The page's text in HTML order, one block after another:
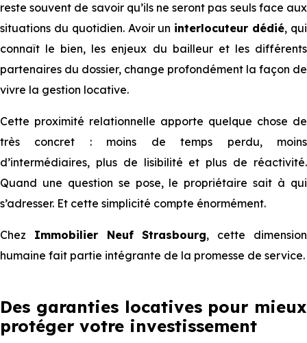
reste souvent de savoir qu’ils ne seront pas seuls face aux
situations du quotidien. Avoir un interlocuteur dédié, qui
connaît le bien, les enjeux du bailleur et les différents
partenaires du dossier, change profondément la façon de
vivre la gestion locative.
Cette proximité relationnelle apporte quelque chose de
très concret : moins de temps perdu, moins
d’intermédiaires, plus de lisibilité et plus de réactivité.
Quand une question se pose, le propriétaire sait à qui
s’adresser. Et cette simplicité compte énormément.
Chez Immobilier Neuf Strasbourg, cette dimension
humaine fait partie intégrante de la promesse de service.
Des garanties locatives pour mieux
protéger votre investissement